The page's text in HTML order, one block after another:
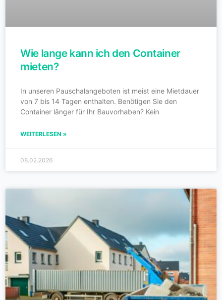
Wie lange kann ich den Container
mieten?
In unseren Pauschalangeboten ist meist eine Mietdauer
von 7 bis 14 Tagen enthalten. Benötigen Sie den
Container länger für Ihr Bauvorhaben? Kein
WEITERLESEN »
08.02.2026